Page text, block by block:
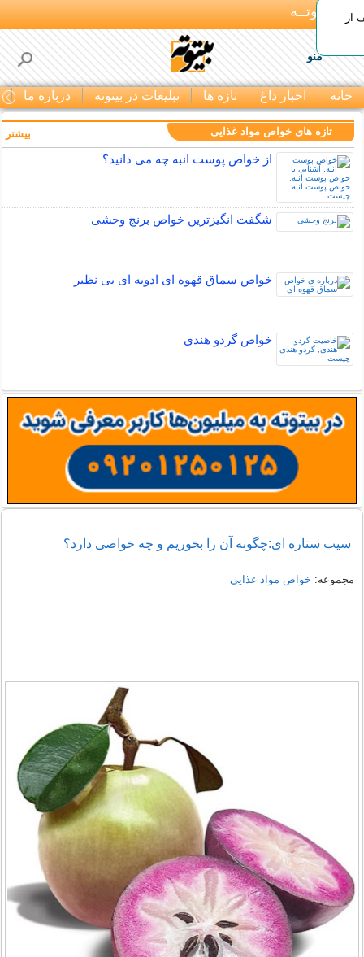
بـیتوتــه
منو
خانه اخبار داغ تازه ها تبلیغات در بیتوته درباره ما
تخفیف از
تازه های خواص مواد غذایی
از خواص پوست انبه چه می دانید؟
شگفت انگیزترین خواص برنج وحشی
خواص سماق قهوه ای ادویه ای بی نظیر
خواص گردو هندی
بیشتر
سیب ستاره ای:چگونه آن را بخوریم و چه خواصی دارد؟
مجموعه: خواص مواد غذایی